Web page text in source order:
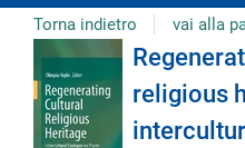
Torna indietro vai alla
Dettaglio
del
religious